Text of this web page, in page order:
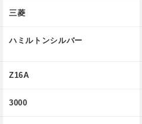
三菱
ハミルトンシルバー
Z16A
3000